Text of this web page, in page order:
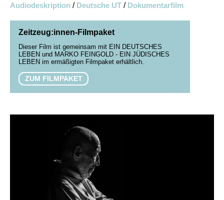
Audiodeskription / Deutsche UT / Dokumentarfilm
Zeitzeug:innen-Filmpaket
Dieser Film ist gemeinsam mit EIN DEUTSCHES
LEBEN und MARKO FEINGOLD - EIN JÜDISCHES
LEBEN im ermäßigten Filmpaket erhältlich.
ZUM FILMPAKET